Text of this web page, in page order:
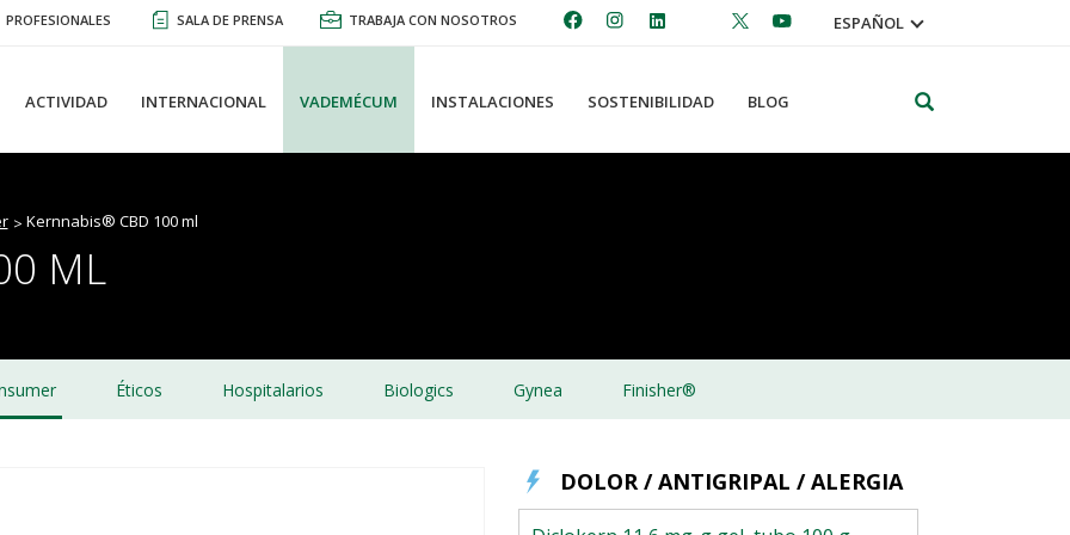
PROFESIONALES SALA DE PRENSA TRABAJA CON NOSOTROS ESPAÑOL
ACTIVIDAD INTERNACIONAL VADEMÉCUM INSTALACIONES SOSTENIBILIDAD BLOG
Kernnabis® CBD 100 ml
ML
Éticos Hospitalarios Biologics Gynea Finisher®
DOLOR / ANTIGRIPAL / ALERGIA